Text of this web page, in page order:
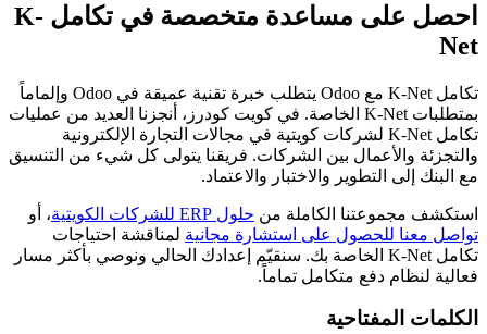
احصل على مساعدة متخصصة في تكامل K-
Net
تكامل K-Net مع Odoo يتطلب خبرة تقنية عميقة في Odoo وإلماماً
بمتطلبات K-Net الخاصة. في كويت كودرز، أنجزنا العديد من عمليات
تكامل K-Net لشركات كويتية في مجالات التجارة الإلكترونية
والتجزئة والأعمال بين الشركات. فريقنا يتولى كل شيء من التنسيق
مع البنك إلى التطوير والاختبار والاعتماد.
استكشف مجموعتنا الكاملة من حلول ERP للشركات الكويتية
، أو
تواصل معنا للحصول على استشارة مجانية لمناقشة احتياجات
تكامل K-Net الخاصة بك. سنقيّم إعدادك الحالي ونوصي بأكثر مسار
فعالية لنظام دفع متكامل تماماً.
الكلمات المفتاحية